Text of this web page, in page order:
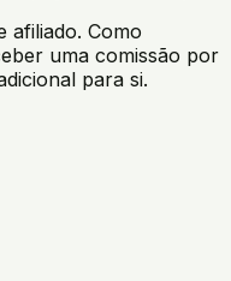
afiliado. Como
uma comissão por
para si.